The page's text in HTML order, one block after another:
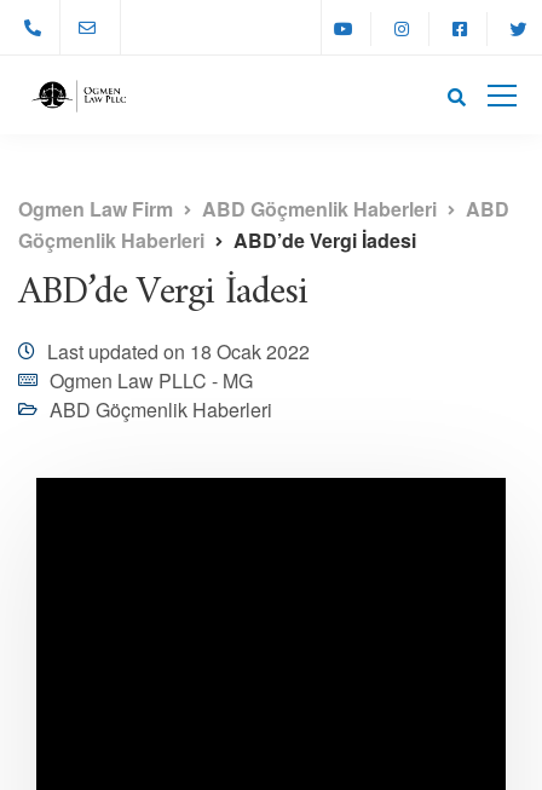
Ogmen Law Firm ABD Göçmenlik Haberleri
ABD
Göçmenlik Haberleri
ABD’de Vergi İadesi
ABD’de Vergi İadesi
Last updated on 18 Ocak 2022
Ogmen Law PLLC - MG
ABD Göçmenlik Haberleri